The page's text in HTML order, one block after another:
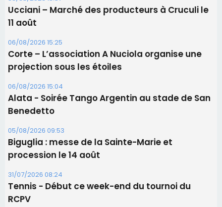
Alata - Soirée Tango Argentin au stade de San
Benedetto
05/08/2026 09:53
Biguglia : messe de la Sainte-Marie et
procession le 14 août
31/07/2026 08:24
Tennis - Début ce week-end du tournoi du
RCPV
Les plus lus
Satine Nomary est la nouvelle Miss Corse 2026
Éclipse du 12 août : la Corse aux premières loges
d'un spectacle qui ne reviendra pas avant 2081